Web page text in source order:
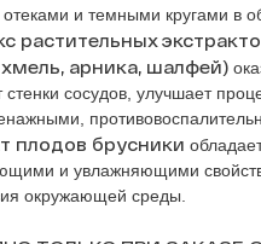
и темными кругами в
растительных
арника, шалфей)
стенки сосудов, улучшает
плодов брусники
и увлажняющими
окружающей среды.